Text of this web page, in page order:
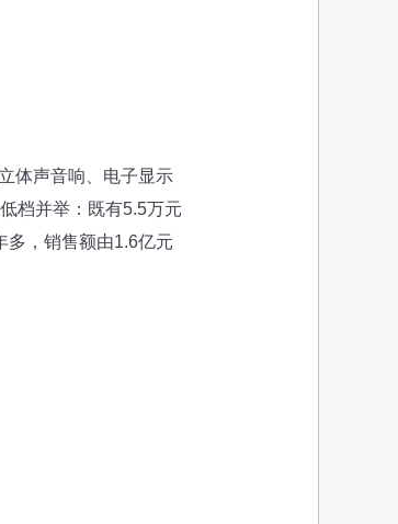
体声音响、电子显示
档并举：既有5.5万元
多，销售额由1.6亿元